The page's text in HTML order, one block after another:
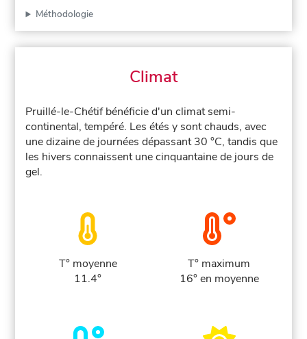
Méthodologie
Climat
Pruillé-le-Chétif bénéficie d'un climat semi-
continental, tempéré. Les étés y sont chauds, avec
une dizaine de journées dépassant 30 °C, tandis que
les hivers connaissent une cinquantaine de jours de
gel.
T° moyenne
11.4°
T° maximum
16° en moyenne